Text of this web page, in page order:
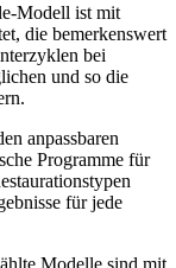
Modell ist mit
die bemerkenswert
bei
und so die
anpassbaren
Programme für
für jede
Modelle sind mit